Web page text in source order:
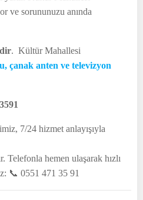
ve sorununuzu anında
. Kültür Mahallesi
çanak anten ve televizyon
7/24 hizmet anlayışıyla
Telefonla hemen ulaşarak hızlı
📞 0551 471 35 91